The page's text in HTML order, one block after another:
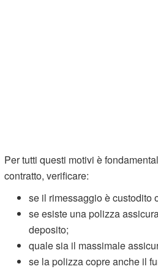
Per tutti questi motivi è
contratto, verificare:
se il rimessaggio è custodito
se esiste una polizza
deposito;
quale sia il massimale
se la polizza copre anche il